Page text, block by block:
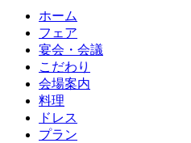
ホーム
フェア
宴会・会議
こだわり
会場案内
料理
ドレス
プラン